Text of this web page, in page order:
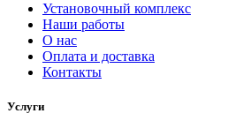
Установочный комплекс
Наши работы
О нас
Оплата и доставка
Контакты
Услуги